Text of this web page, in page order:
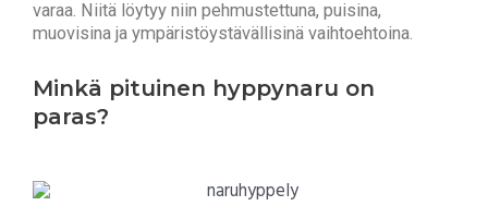
varaa. Niitä löytyy niin pehmustettuna, puisina,
muovisina ja ympäristöystävällisinä vaihtoehtoina.
Minkä pituinen hyppynaru on
paras?